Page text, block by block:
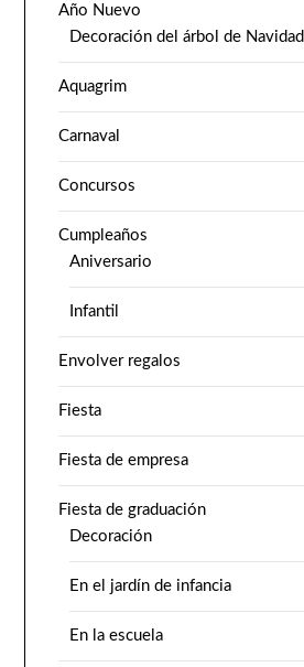
Año Nuevo
Decoración del árbol de Navidad
Aquagrim
Carnaval
Concursos
Cumpleaños
Aniversario
Infantil
Envolver regalos
Fiesta
Fiesta de empresa
Fiesta de graduación
Decoración
En el jardín de infancia
En la escuela